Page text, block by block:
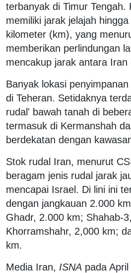
terbanyak di Timur Tengah.
memiliki jarak jelajah
kilometer (km), yang
memberikan perlindungan
mencakup jarak antara Iran
Banyak lokasi
di Teheran. Setidaknya
rudal' bawah tanah di
termasuk di Kermanshah
berdekatan dengan
Stok rudal Iran, menurut
beragam jenis rudal jarak
mencapai Israel. Di lini ini
dengan jangkauan 2.000
Ghadr, 2.000 km; Shahab-
Khorramshahr, 2,000 km;
km.
Media Iran, ISNA pada